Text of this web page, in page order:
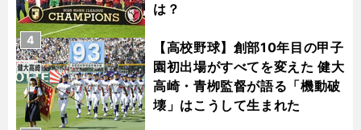
は？
【高校野球】創部10年目の甲子
園初出場がすべてを変えた 健大
高崎・青栁監督が語る「機動破
壊」はこうして生まれた
4